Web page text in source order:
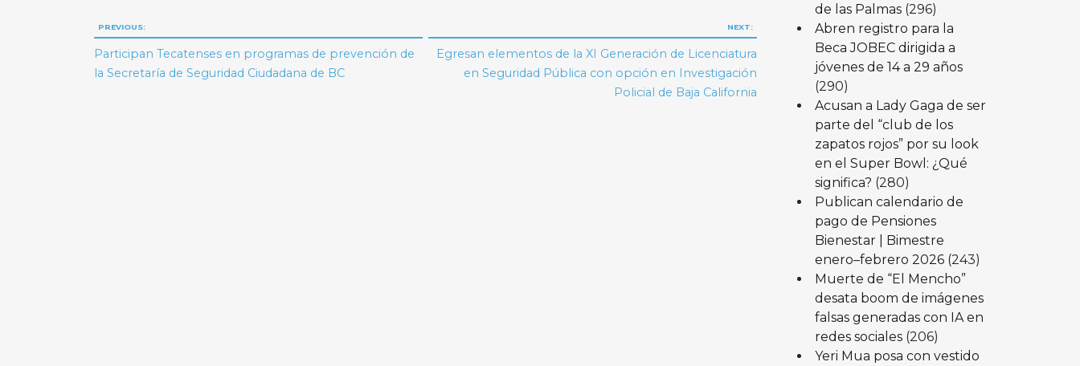
Navegación
de
PREVIOUS:
Participan Tecatenses en programas de prevención de
la Secretaría de Seguridad Ciudadana de BC
NEXT:
Egresan elementos de la XI Generación de Licenciatura
en Seguridad Pública con opción en Investigación
Policial de Baja California
de las Palmas (296)
Abren registro para la
Beca JOBEC dirigida a
jóvenes de 14 a 29 años
(290)
Acusan a Lady Gaga de ser
parte del “club de los
zapatos rojos” por su look
en el Super Bowl: ¿Qué
significa? (280)
Publican calendario de
pago de Pensiones
Bienestar | Bimestre
enero–febrero 2026 (243)
Muerte de “El Mencho”
desata boom de imágenes
falsas generadas con IA en
redes sociales (206)
Yeri Mua posa con vestido